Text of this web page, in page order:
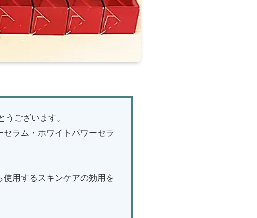
ございます。
ラム・ホワイトパワーセラ
用するスキンケアの効用を